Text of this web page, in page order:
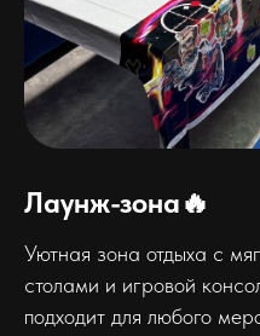
Лаунж-зона🔥
Уютная зона отдыха с
столами и игровой
подходит для любого